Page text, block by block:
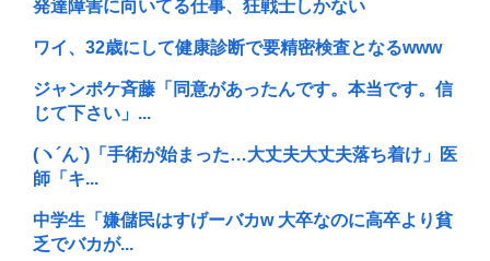
発達障害に向いてる仕事、狂戦士しかない
ワイ、32歳にして健康診断で要精密検査となるwww
ジャンポケ斉藤「同意があったんです。本当です。信
じて下さい」...
(ヽ´ん`)「手術が始まった…大丈夫大丈夫落ち着け」医
師「キ...
中学生「嫌儲民はすげーバカw 大卒なのに高卒より貧
乏でバカが...